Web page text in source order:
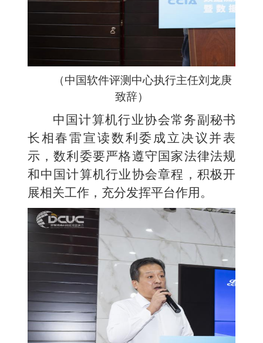
（中国软件评测中心执行主任刘龙庚
致辞）
中国计算机行业协会常务副秘书
长相春雷宣读数利委成立决议并表
示，数利委要严格遵守国家法律法规
和中国计算机行业协会章程，积极开
展相关工作，充分发挥平台作用。